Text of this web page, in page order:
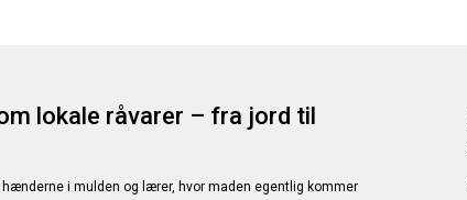
lokale råvarer – fra jord til
hænderne i mulden og lærer, hvor maden egentlig kommer